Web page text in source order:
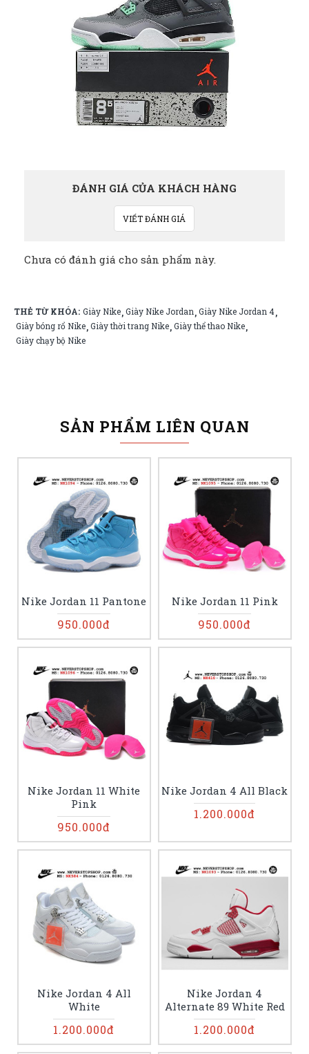
ĐÁNH GIÁ CỦA KHÁCH HÀNG
VIẾT ĐÁNH GIÁ
Chưa có đánh giá cho sản phẩm này.
THẺ TỪ KHÓA: Giày Nike,Giày Nike Jordan,Giày Nike Jordan 4,
Giày bóng rổ Nike,Giày thời trang Nike,Giày thể thao Nike,
Giày chạy bộ Nike
SẢN PHẨM LIÊN QUAN
Nike Jordan 11 Pantone
950.000đ
Nike Jordan 11 Pink
950.000đ
Nike Jordan 11 White
Pink
950.000đ
Nike Jordan 4 All Black
1.200.000đ
Nike Jordan 4 All
White
1.200.000đ
Nike Jordan 4
Alternate 89 White Red
1.200.000đ